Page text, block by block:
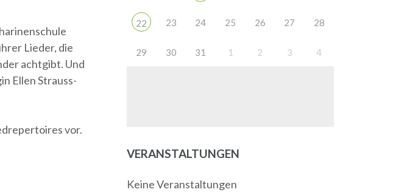
Lieder, die
achtgibt. Und
Ellen Strauss-
vor.
22 23 24 25 26 27 28
29 30 31 1 2 3 4
VERANSTALTUNGEN
Keine Veranstaltungen